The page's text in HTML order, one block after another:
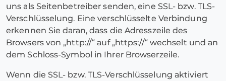
uns als Seitenbetreiber senden, eine SSL- bzw. TLS-
Verschlüsselung. Eine verschlüsselte Verbindung
erkennen Sie daran, dass die Adresszeile des
Browsers von „http://“ auf „https://“ wechselt und an
dem Schloss-Symbol in Ihrer Browserzeile.
Wenn die SSL- bzw. TLS-Verschlüsselung aktiviert